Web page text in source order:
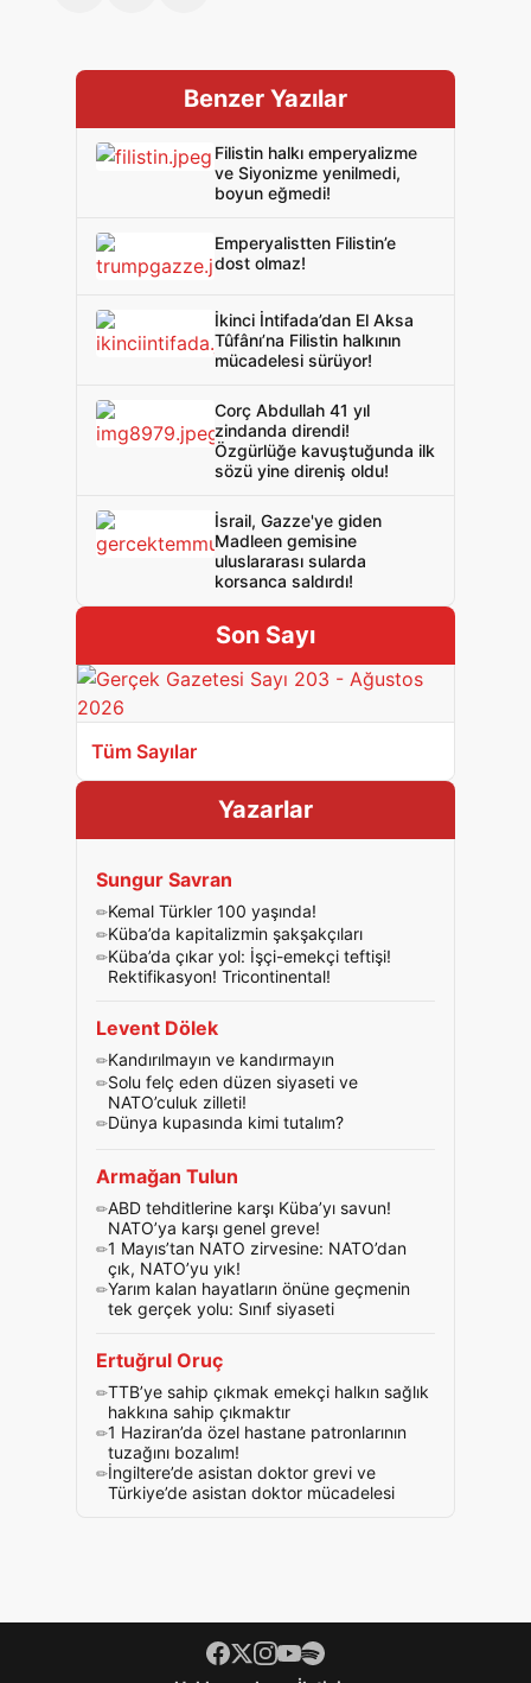
Benzer Yazılar
Filistin halkı emperyalizme
ve Siyonizme yenilmedi,
boyun eğmedi!
Emperyalistten Filistin’e
dost olmaz!
İkinci İntifada’dan El Aksa
Tûfânı’na Filistin halkının
mücadelesi sürüyor!
Corç Abdullah 41 yıl
zindanda direndi!
Özgürlüğe kavuştuğunda ilk
sözü yine direniş oldu!
İsrail, Gazze'ye giden
Madleen gemisine
uluslararası sularda
korsanca saldırdı!
Son Sayı
Tüm Sayılar
Yazarlar
Sungur Savran
Kemal Türkler 100 yaşında!
Küba’da kapitalizmin şakşakçıları
Küba’da çıkar yol: İşçi-emekçi teftişi!
Rektifikasyon! Tricontinental!
Levent Dölek
Kandırılmayın ve kandırmayın
Solu felç eden düzen siyaseti ve
NATO’culuk zilleti!
Dünya kupasında kimi tutalım?
Armağan Tulun
ABD tehditlerine karşı Küba’yı savun!
NATO’ya karşı genel greve!
1 Mayıs’tan NATO zirvesine: NATO’dan
çık, NATO’yu yık!
Yarım kalan hayatların önüne geçmenin
tek gerçek yolu: Sınıf siyaseti
Ertuğrul Oruç
TTB’ye sahip çıkmak emekçi halkın sağlık
hakkına sahip çıkmaktır
1 Haziran’da özel hastane patronlarının
tuzağını bozalım!
İngiltere’de asistan doktor grevi ve
Türkiye’de asistan doktor mücadelesi